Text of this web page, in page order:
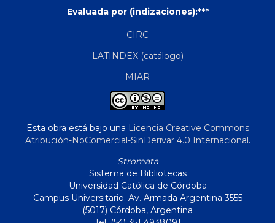
Evaluada por (indizaciones):***
CIRC
LATINDEX (catálogo)
MIAR
Esta obra está bajo una Licencia Creative Commons
Atribución-NoComercial-SinDerivar 4.0 Internacional.
Stromata
Sistema de Bibliotecas
Universidad Católica de Córdoba
Campus Universitario. Av. Armada Argentina 3555
(5017) Córdoba, Argentina